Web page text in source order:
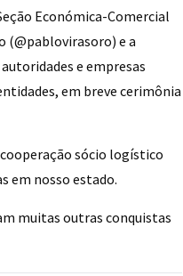
Económica-Comercial
(@pablovirasoro) e a
e empresas
em breve cerimônia
sócio logístico
em nosso estado.
muitas outras conquistas